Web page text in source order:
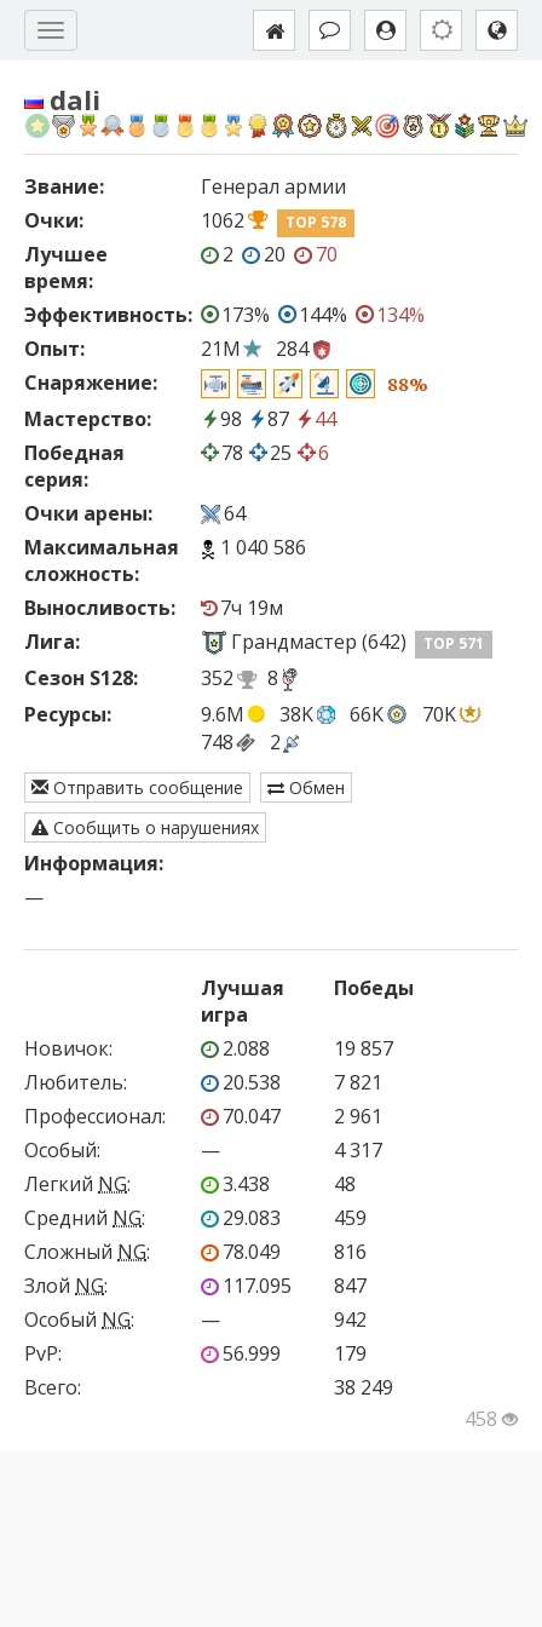
dali
Звание:
Генерал армии
Очки:
1062 TOP 578
Лучшее
время:
2 20 70
Эффективность: 173% 144%
134%
Опыт:
21M
284
Снаряжение:
88%
Мастерство: 98 87
44
Победная
серия:
78 25 6
Очки арены:
64
Максимальная
сложность:
1 040 586
Выносливость:
7ч 19м
Лига:
Грандмастер (642) TOP 571
Сезон S128: 352
8
Ресурсы:
9.6M 38K 66K
70K
748
2
Отправить сообщение
Обмен
Сообщить о нарушениях
Информация:
—
Лучшая
игра
Победы
Новичок: 2.088
19 857
Любитель: 20.538
7 821
Профессионал: 70.047
2 961
Особый: —
4 317
Легкий NG: 3.438
48
Средний NG: 29.083
459
Сложный NG: 78.049
816
Злой NG: 117.095
847
Особый NG: —
942
PvP: 56.999
179
Всего:
38 249
458